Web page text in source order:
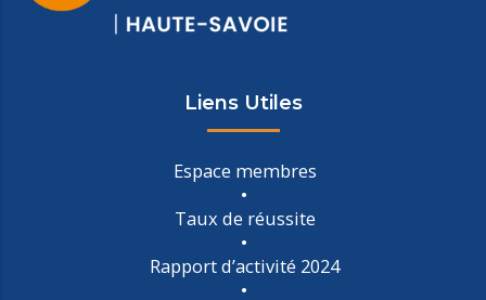
Liens Utiles
Espace membres
Taux de réussite
Rapport d’activité 2024